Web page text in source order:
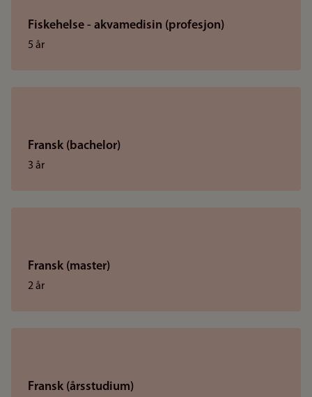
Fiskehelse - akvamedisin (profesjon)
5 år
Fransk (bachelor)
3 år
Fransk (master)
2 år
Fransk (årsstudium)